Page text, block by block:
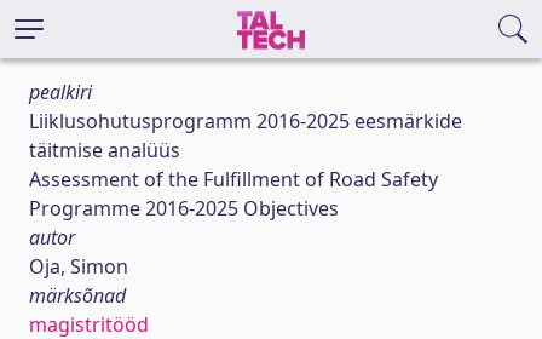
pealkiri
Liiklusohutusprogramm 2016-2025 eesmärkide
täitmise analüüs
Assessment of the Fulfillment of Road Safety
Programme 2016-2025 Objectives
autor
Oja, Simon
märksõnad
magistritööd